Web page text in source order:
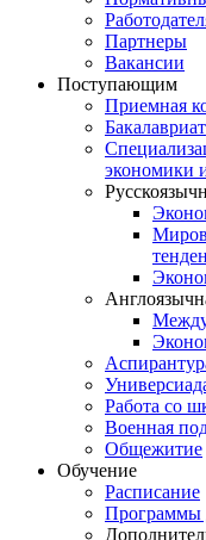
Партнеры
Вакансии
Поступающим
Приемная
Бакалавриат
экономики
Работа со
Военная
Общежитие
Обучение
Расписание
Программы